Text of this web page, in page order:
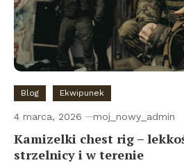
Blog Ekwipunek
4 marca, 2026 moj_nowy_admin
Kamizelki chest rig –
strzelnicy i w terenie